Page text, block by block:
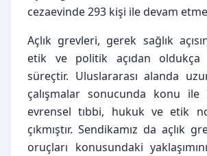
cezaevinde 293 kişi ile devam
Açlık grevleri, gerek sağlık
etik ve politik açıdan oldukça
süreçtir. Uluslararası alanda
çalışmalar sonucunda konu
evrensel tıbbi, hukuk ve etik
çıkmıştır. Sendikamız da açlık
oruçları konusundaki